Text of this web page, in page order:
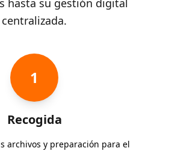
hasta su gestión digital
centralizada.
1
Recogida
archivos y preparación para el